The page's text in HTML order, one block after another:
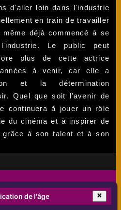
d'aller loin dans l'industrie
en train de travailler
déjà commencé à se
Le public peut
plus de cette actrice
à venir, car elle a
et la détermination
Quel que soit l'avenir de
continuera à jouer un rôle
du cinéma et à inspirer de
grâce à son talent et à son
de l'âge